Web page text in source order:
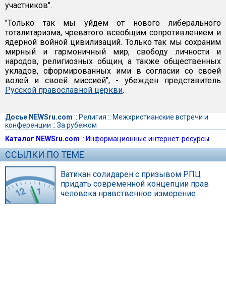
участников".
"Только так мы уйдем от нового либерального
тоталитаризма, чреватого всеобщим сопротивлением и
ядерной войной цивилизаций. Только так мы сохраним
мирный и гармоничный мир, свободу личности и
народов, религиозных общин, а также общественных
укладов, сформированных ими в согласии со своей
волей и своей миссией", - убежден представитель
Русской православной церкви.
Досье NEWSru.com :: Религия :: Межхристианские встречи и
конференции :: За рубежом
Каталог NEWSru.com :: Информационные интернет-ресурсы
ССЫЛКИ ПО ТЕМЕ
Ватикан солидарен с призывом РПЦ
придать современной концепции прав
человека нравственное измерение